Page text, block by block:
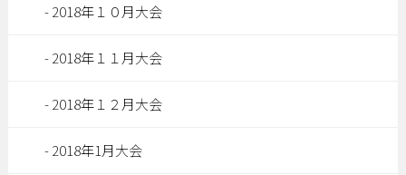
2018年１０月大会
2018年１１月大会
2018年１２月大会
2018年1月大会